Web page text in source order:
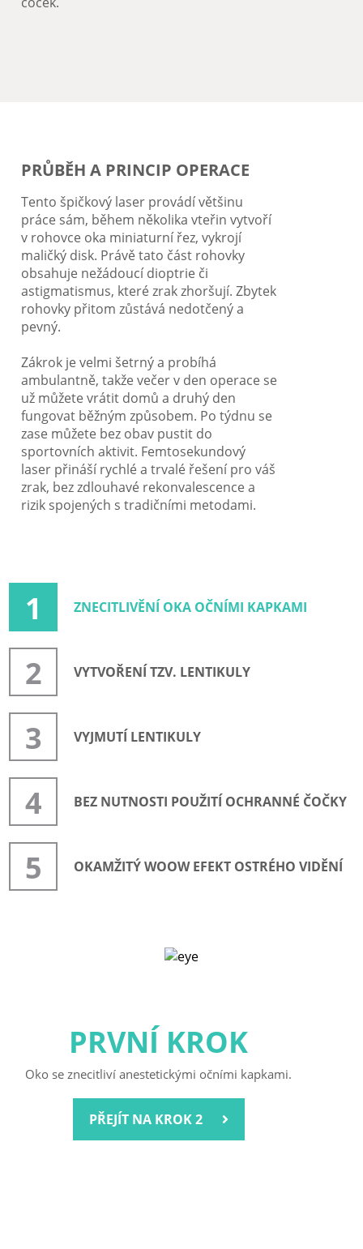
PRŮBĚH A PRINCIP OPERACE
Tento špičkový laser provádí většinu
práce sám, během několika vteřin vytvoří
v rohovce oka miniaturní řez, vykrojí
maličký disk. Právě tato část rohovky
obsahuje nežádoucí dioptrie či
astigmatismus, které zrak zhoršují. Zbytek
rohovky přitom zůstává nedotčený a
pevný.
Zákrok je velmi šetrný a probíhá
ambulantně, takže večer v den operace se
už můžete vrátit domů a druhý den
fungovat běžným způsobem. Po týdnu se
zase můžete bez obav pustit do
sportovních aktivit. Femtosekundový
laser přináší rychlé a trvalé řešení pro váš
zrak, bez zdlouhavé rekonvalescence a
rizik spojených s tradičními metodami.
1 ZNECITLIVĚNÍ OKA OČNÍMI KAPKAMI
2 VYTVOŘENÍ TZV. LENTIKULY
3 VYJMUTÍ LENTIKULY
4 BEZ NUTNOSTI POUŽITÍ OCHRANNÉ ČOČKY
5 OKAMŽITÝ WOOW EFEKT OSTRÉHO VIDĚNÍ
PRVNÍ KROK
Oko se znecitliví anestetickými očními kapkami.
PŘEJÍT NA KROK 2